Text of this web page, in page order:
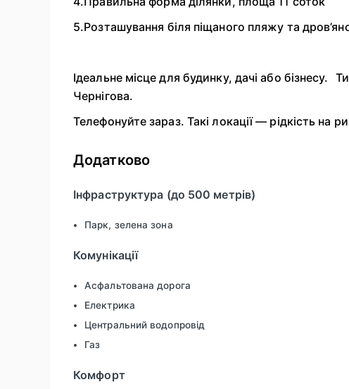
5.Розташування біля піщаного пляжу та
Ідеальне місце для будинку, дачі або
Чернігова.
Телефонуйте зараз. Такі локації — рідкість на
Додатково
Інфраструктура (до 500 метрів)
Парк, зелена зона
Комунікації
Асфальтована дорога
Електрика
Центральний водопровід
Газ
Комфорт